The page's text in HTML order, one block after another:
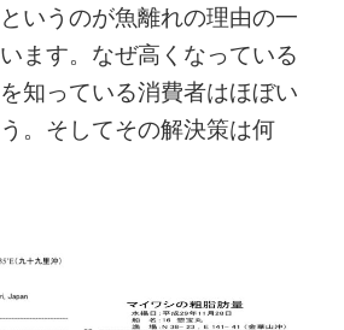
いうのが魚離れの理由の一
ます。なぜ高くなっている
知っている消費者はほぼい
。そしてその解決策は何